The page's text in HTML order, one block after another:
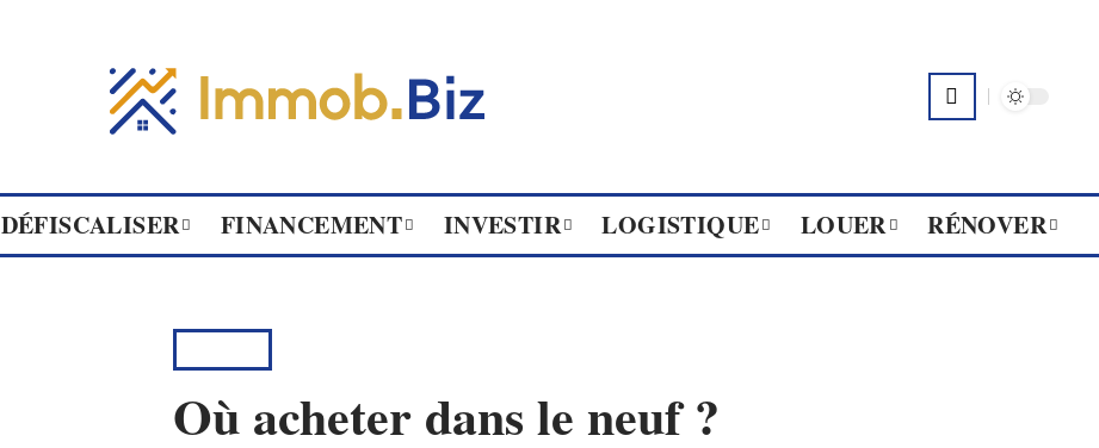
DÉFISCALISER FINANCEMENT INVESTIR LOGISTIQUE LOUER RÉNOVER
Où acheter dans le neuf ?